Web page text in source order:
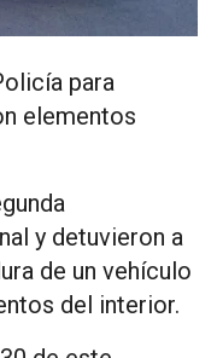
elementos
y detuvieron a
de un vehículo
del interior.